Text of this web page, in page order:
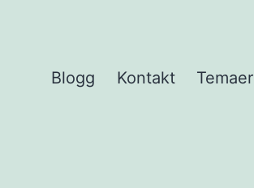
Blogg Kontakt Temaer